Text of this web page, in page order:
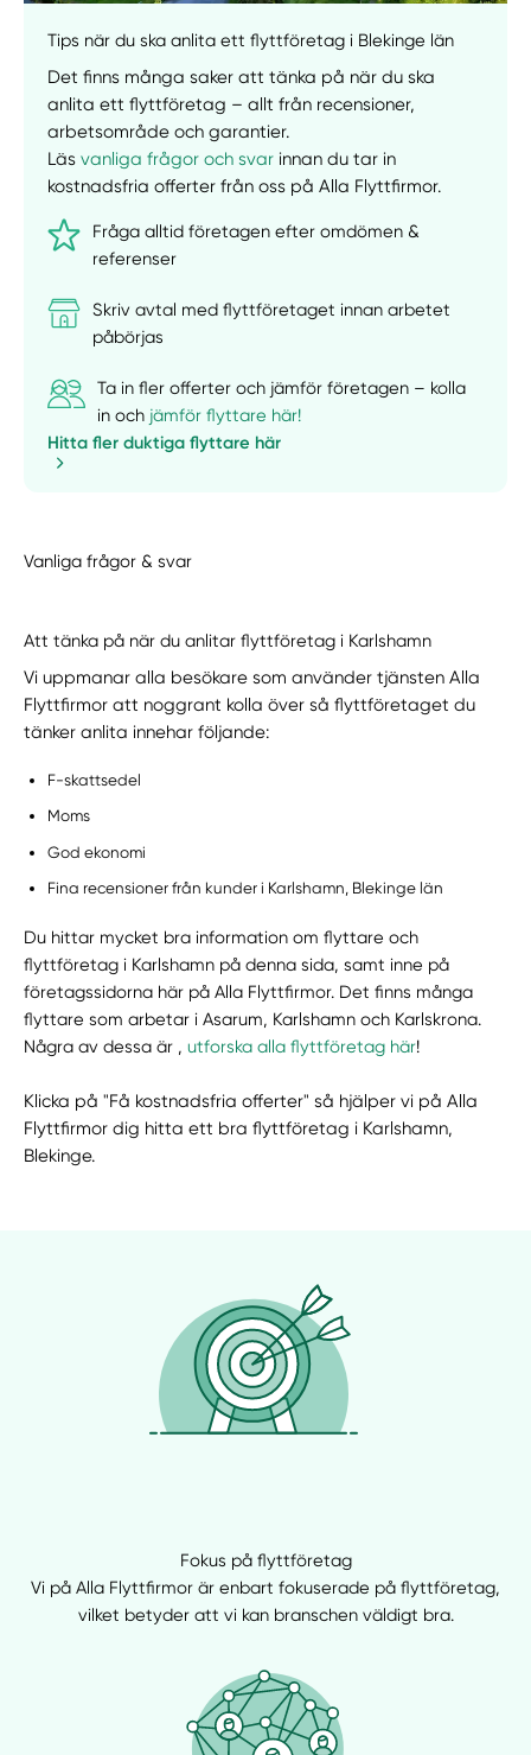
Tips när du ska anlita ett flyttföretag i Blekinge län
Det finns många saker att tänka på när du ska
anlita ett flyttföretag – allt från recensioner,
arbetsområde och garantier.
Läsvanliga frågor och svar innan du tar in
kostnadsfria offerter från oss på Alla Flyttfirmor.
Fråga alltid företagen efter omdömen &
referenser
Skriv avtal med flyttföretaget innan arbetet
påbörjas
Ta in fler offerter och jämför företagen – kolla
in och jämför flyttare här!
Hitta fler duktiga flyttare här
Vanliga frågor & svar
Att tänka på när du anlitar flyttföretag i Karlshamn
Vi uppmanar alla besökare som använder tjänsten Alla
Flyttfirmor att noggrant kolla över så flyttföretaget du
tänker anlita innehar följande:
F-skattsedel
Moms
God ekonomi
Fina recensioner från kunder i Karlshamn, Blekinge län
Du hittar mycket bra information om flyttare och
flyttföretag i Karlshamn på denna sida, samt inne på
företagssidorna här på Alla Flyttfirmor. Det finns många
flyttare som arbetar i Asarum, Karlshamn och Karlskrona.
Några av dessa är ,utforska alla flyttföretag här!
Klicka på "Få kostnadsfria offerter" så hjälper vi på Alla
Flyttfirmor dig hitta ett bra flyttföretag i Karlshamn,
Blekinge.
Fokus på flyttföretag
Vi på Alla Flyttfirmor är enbart fokuserade på flyttföretag,
vilket betyder att vi kan branschen väldigt bra.